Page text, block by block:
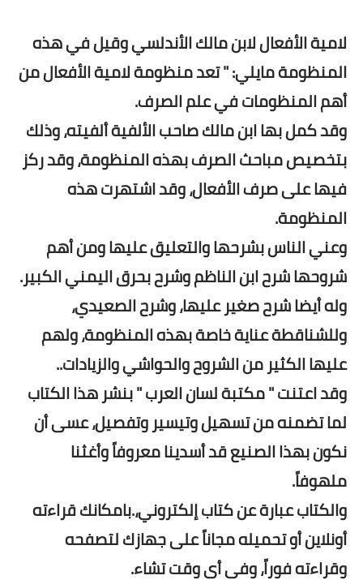
لامية الأفعال لابن مالك الأندلسي وقيل في هذه
المنظومة مايلي: " تعد منظومة لامية الأفعال من
أهم المنظومات في علم الصرف.
وقد كمل بها ابن مالك صاحب الألفية ألفيته، وذلك
بتخصيص مباحث الصرف بهذه المنظومة، وقد ركز
فيها على صرف الأفعال، وقد اشتهرت هذه
المنظومة.
وعني الناس بشرحها والتعليق عليها ومن أهم
شروحها شرح ابن الناظم وشرح بحرق اليمني الكبير.
وله أيضا شرح صغير عليها، وشرح الصعيدي،
وللشناقطة عناية خاصة بهذه المنظومة، ولهم
عليها الكثير من الشروح والحواشي والزيادات..
وقد اعتنت " مكتبة لسان العرب " بنشر هذا الكتاب
لما تضمنه من تسهيل وتيسير وتفصيل، عسى أن
نكون بهذا الصنيع قد أسدينا معروفاً وأغثنا
ملهوفاً.
والكتاب عبارة عن كتاب إلكتروني،.بامكانك قراءته
أونلاين أو تحميله مجاناً على جهازك لتصفحه
وقراءته فوراً، وفى أى وقت تشاء.